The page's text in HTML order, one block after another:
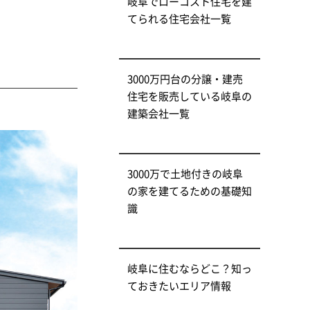
てられる住宅会社一覧
3000万円台の分譲・建売
住宅を販売している岐阜の
建築会社一覧
3000万で土地付きの岐阜
の家を建てるための基礎知
識
岐阜に住むならどこ？知っ
ておきたいエリア情報